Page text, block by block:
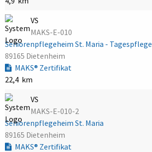
VS
MAKS-E-010
Seniorenpflegeheim St. Maria - Tagespflege
89165 Dietenheim
MAKS® Zertifikat
22,4 km
VS
MAKS-E-010-2
Seniorenpflegeheim St. Maria
89165 Dietenheim
MAKS® Zertifikat